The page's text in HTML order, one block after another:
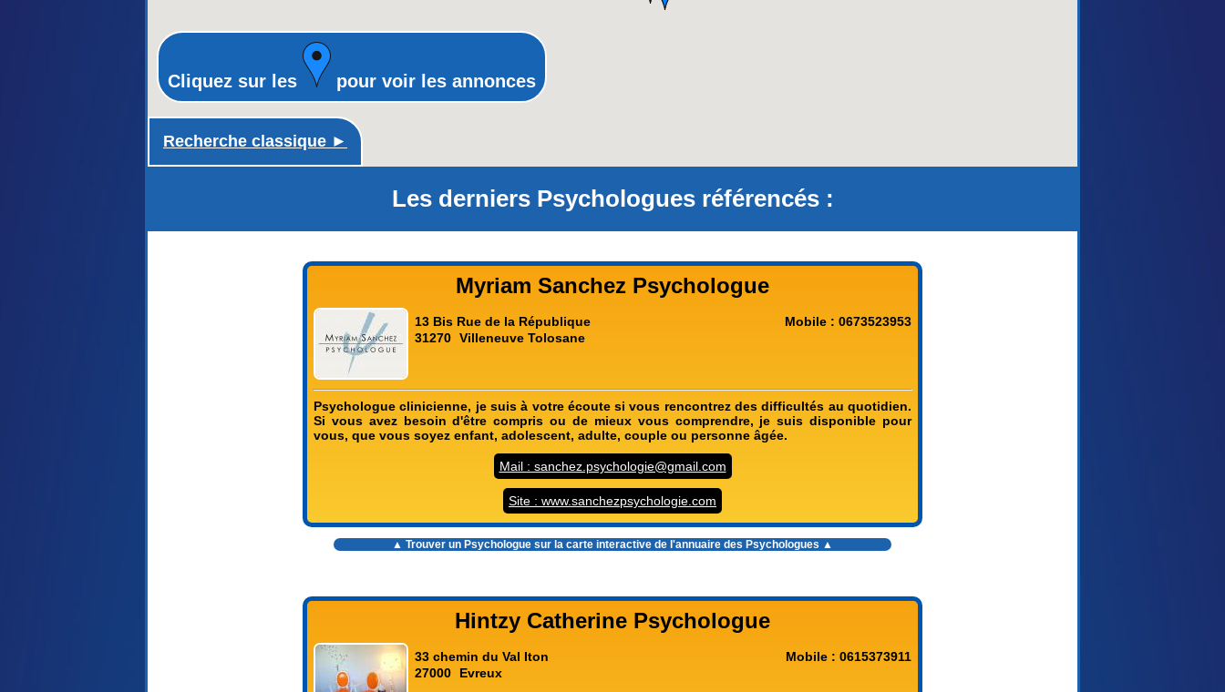
Recherche classique ►
Cliquez sur les pour voir les annonces
Les derniers Psychologues référencés :
Myriam Sanchez Psychologue
13 Bis Rue de la République
31270 Villeneuve Tolosane
Mobile : 0673523953
Psychologue clinicienne, je suis à votre écoute si vous rencontrez des difficultés au quotidien.
Si vous avez besoin d'être compris ou de mieux vous comprendre, je suis disponible pour
vous, que vous soyez enfant, adolescent, adulte, couple ou personne âgée.
Mail : sanchez.psychologie@gmail.com
Site : www.sanchezpsychologie.com
▲ Trouver un Psychologue sur la carte interactive de l'annuaire des Psychologues ▲
Hintzy Catherine Psychologue
33 chemin du Val Iton
27000
Evreux
Mobile : 0615373911